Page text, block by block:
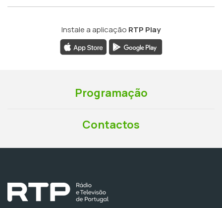
Instale a aplicação RTP Play
Programação
Contactos